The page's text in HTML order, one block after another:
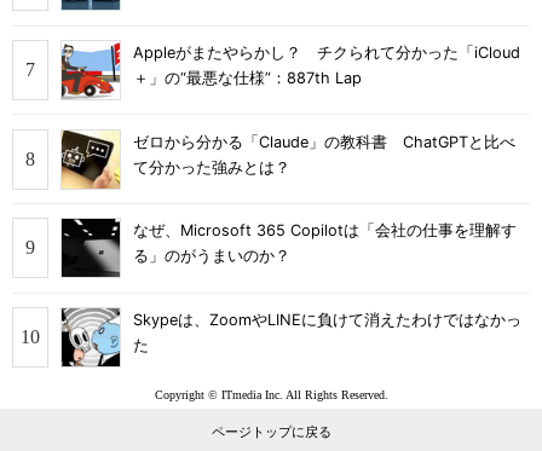
Appleがまたやらかし？ チクられて分かった「iCloud
＋」の“最悪な仕様”：887th Lap
ゼロから分かる「Claude」の教科書 ChatGPTと比べ
て分かった強みとは？
なぜ、Microsoft 365 Copilotは「会社の仕事を理解す
る」のがうまいのか？
Skypeは、ZoomやLINEに負けて消えたわけではなかっ
た
Copyright © ITmedia Inc. All Rights Reserved.
ページトップに戻る